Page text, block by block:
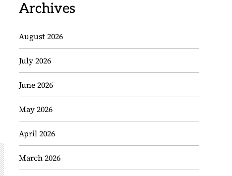
Archives
August 2026
July 2026
June 2026
May 2026
April 2026
March 2026